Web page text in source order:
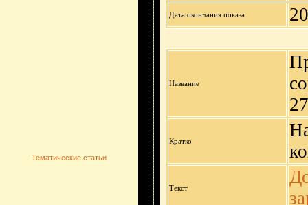
Тематические статьи
Дата окончания показа
Название
Кратко
Текст